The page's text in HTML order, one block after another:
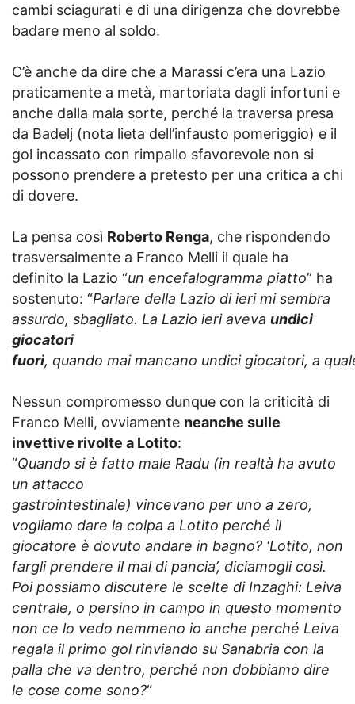
cambi sciagurati e di una dirigenza che dovrebbe
badare meno al soldo.
C’è anche da dire che a Marassi c’era una Lazio
praticamente a metà, martoriata dagli infortuni e
anche dalla mala sorte, perché la traversa presa
da Badelj (nota lieta dell’infausto pomeriggio) e il
gol incassato con rimpallo sfavorevole non si
possono prendere a pretesto per una critica a chi
di dovere.
La pensa così Roberto Renga, che rispondendo
trasversalmente a Franco Melli il quale ha
definito la Lazio “un encefalogramma piatto” ha
sostenuto: “Parlare della Lazio di ieri mi sembra
assurdo, sbagliato. La Lazio ieri aveva undici
giocatori
fuori, quando mai mancano undici giocatori, a
Nessun compromesso dunque con la criticità di
Franco Melli, ovviamente neanche sulle
invettive rivolte a Lotito:
“Quando si è fatto male Radu (in realtà ha avuto
un attacco
gastrointestinale) vincevano per uno a zero,
vogliamo dare la colpa a Lotito perché il
giocatore è dovuto andare in bagno? ‘Lotito, non
fargli prendere il mal di pancia’, diciamogli così.
Poi possiamo discutere le scelte di Inzaghi: Leiva
centrale, o persino in campo in questo momento
non ce lo vedo nemmeno io anche perché Leiva
regala il primo gol rinviando su Sanabria con la
palla che va dentro, perché non dobbiamo dire
le cose come sono?“